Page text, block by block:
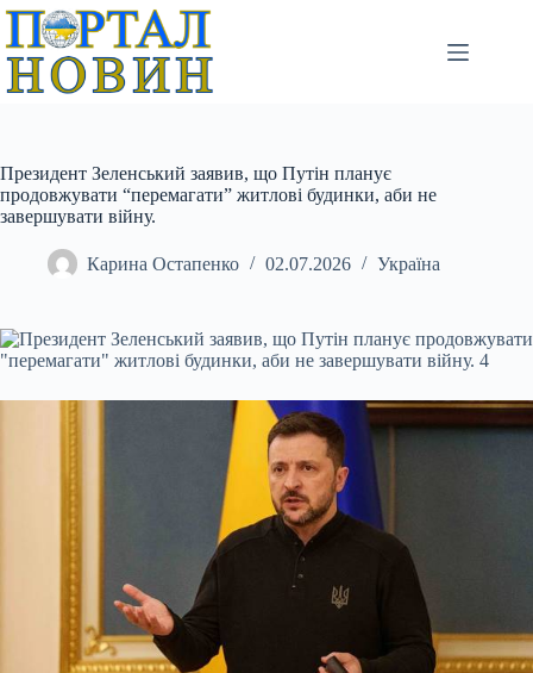
Перейти
вмісту
Президент Зеленський заявив, що Путін планує
продовжувати “перемагати” житлові будинки, аби не
завершувати війну.
Карина Остапенко 02.07.2026 Україна